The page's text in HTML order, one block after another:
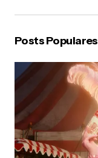
Posts Populares